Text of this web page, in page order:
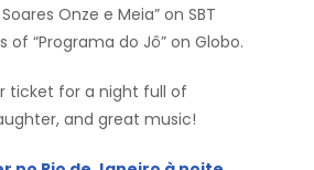
Onze e Meia” on SBT
of “Programa do Jô” on Globo.
ticket for a night full of
and great music!